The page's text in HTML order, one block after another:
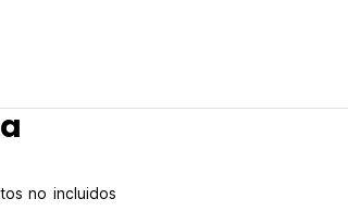
la llegada. En caso de una cancelación
no incluidos